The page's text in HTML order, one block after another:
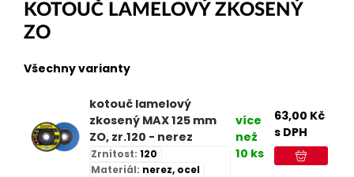
KOTOUČ LAMELOVÝ ZKOSENÝ
ZO
Všechny varianty
kotouč lamelový
zkosený MAX 125 mm
ZO, zr.120 - nerez
Zrnitost: 120
Materiál: nerez, ocel
více
než
10 ks
63,00 Kč
s DPH